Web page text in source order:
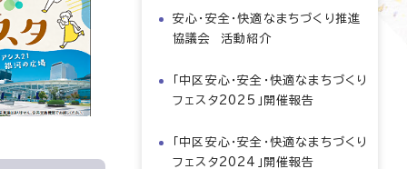
安心・安全・快適なまちづくり推進
協議会 活動紹介
「中区安心・安全・快適なまちづくり
フェスタ2025」開催報告
「中区安心・安全・快適なまちづくり
フェスタ2024」開催報告